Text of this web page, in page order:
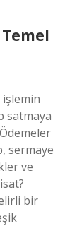
işlemin
satmaya
sermaye
ve
bir